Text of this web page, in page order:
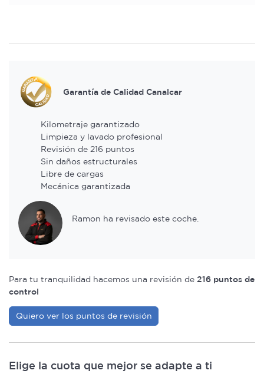
Garantía de Calidad Canalcar
Kilometraje garantizado
Limpieza y lavado profesional
Revisión de 216 puntos
Sin daños estructurales
Libre de cargas
Mecánica garantizada
Ramon ha revisado este coche.
Para tu tranquilidad hacemos una revisión de 216 puntos de
control
Quiero ver los puntos de revisión
Elige la cuota que mejor se adapte a ti